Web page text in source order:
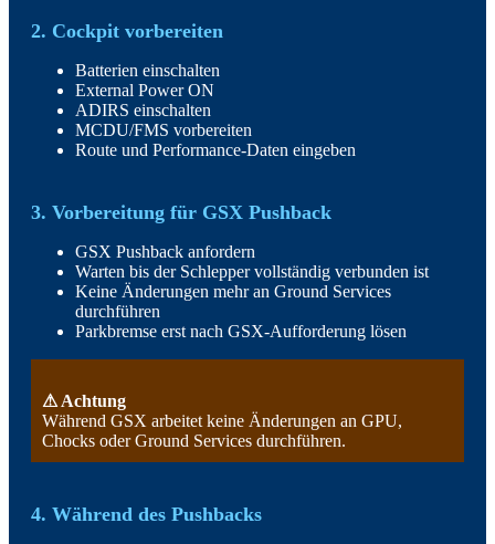
2. Cockpit vorbereiten
Batterien einschalten
External Power ON
ADIRS einschalten
MCDU/FMS vorbereiten
Route und Performance-Daten eingeben
3. Vorbereitung für GSX Pushback
GSX Pushback anfordern
Warten bis der Schlepper vollständig verbunden ist
Keine Änderungen mehr an Ground Services
durchführen
Parkbremse erst nach GSX-Aufforderung lösen
⚠ Achtung
Während GSX arbeitet keine Änderungen an GPU,
Chocks oder Ground Services durchführen.
4. Während des Pushbacks